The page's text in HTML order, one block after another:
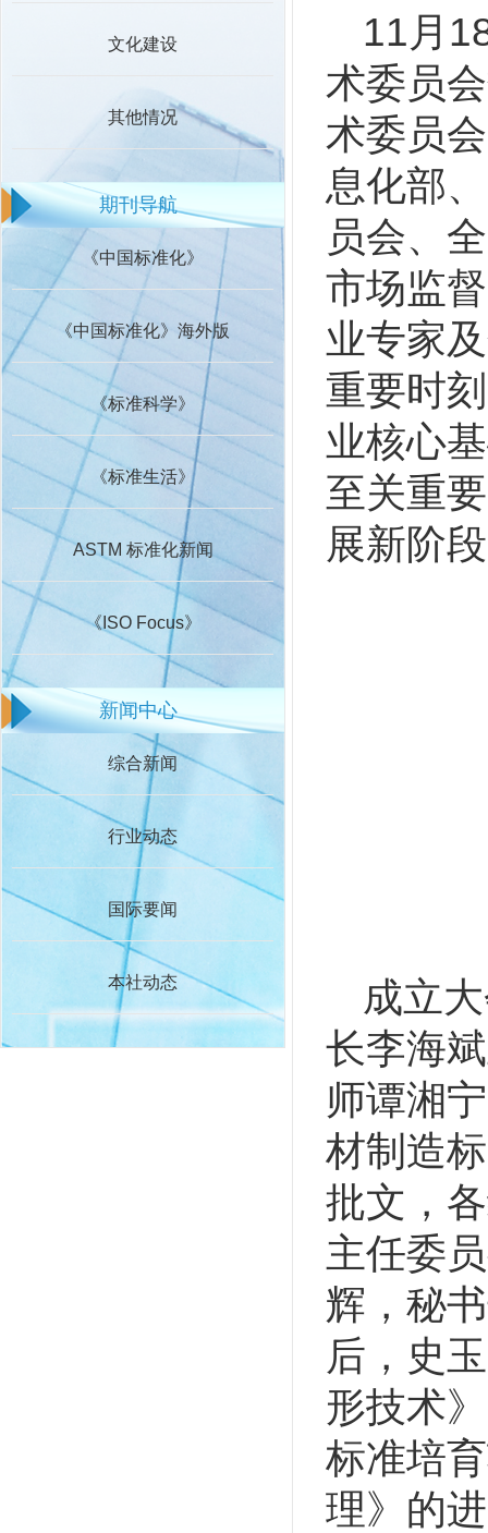
文化建设
其他情况
期刊导航
《中国标准化》
《中国标准化》海外版
《标准科学》
《标准生活》
ASTM 标准化新闻
《ISO Focus》
新闻中心
综合新闻
行业动态
国际要闻
本社动态
11月
术委员
术委员
息化部
员会、
市场监
业专家
重要时
业核心
至关重
展新阶
成立
长李海
师谭湘
材制造
批文，
主任委
辉，秘
后，史
形技术
标准培
理》的